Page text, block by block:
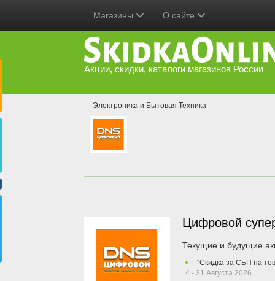
Магазины О сайте
Акции, скидки, каталоги магазинов России
Электроника и Бытовая Техника
Цифровой
Текущие и будущие
"Скидка за СБП на
4 - 31 Августа 2026